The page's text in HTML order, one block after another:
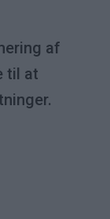
af
til at